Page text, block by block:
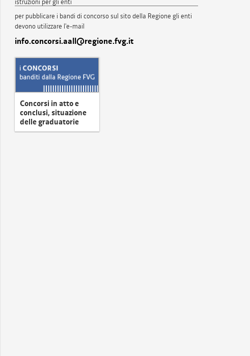
istruzioni per gli enti
per pubblicare i bandi di concorso sul sito della Regione gli enti
devono utilizzare l'e-mail
info.concorsi.aall@regione.fvg.it
Concorsi in atto e
conclusi, situazione
delle graduatorie